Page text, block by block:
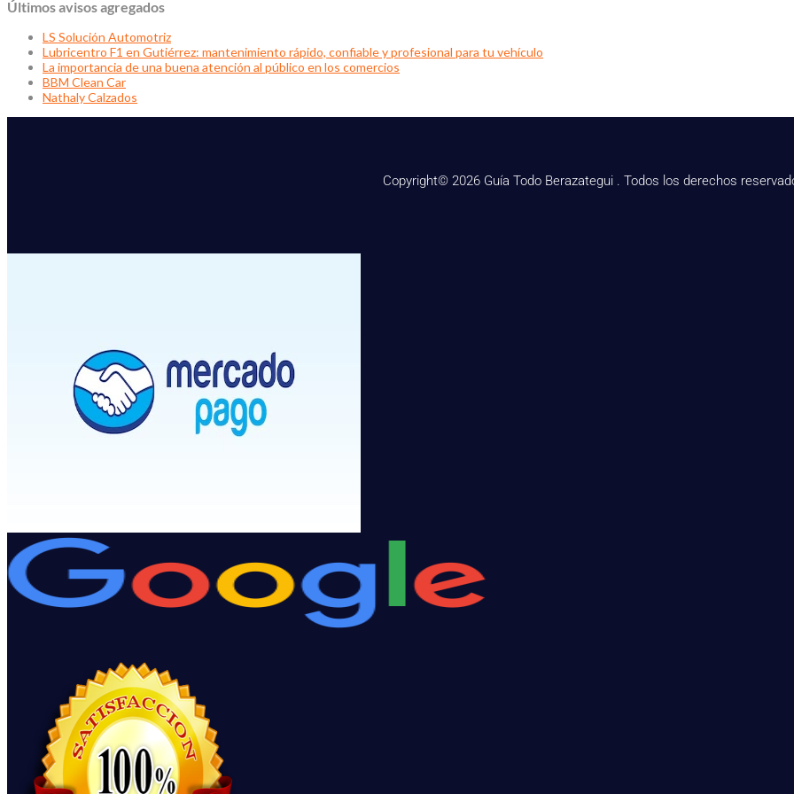
Últimos avisos agregados
LS Solución Automotriz
Lubricentro F1 en Gutiérrez: mantenimiento rápido, confiable y profesional para tu vehículo
La importancia de una buena atención al público en los comercios
BBM Clean Car
Nathaly Calzados
Copyright© 2026 Guía Todo Berazategui . Todos los derechos